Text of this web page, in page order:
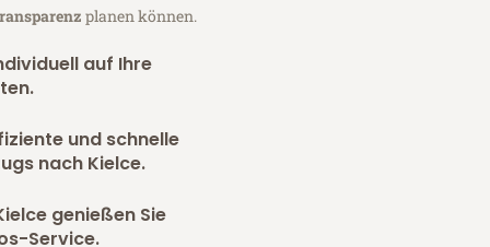
planen können.
auf Ihre
und schnelle
nach Kielce.
genießen Sie
Service.